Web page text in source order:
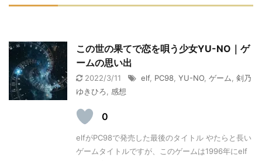
この世の果てで恋を唄う少女YU-NO｜ゲ
ームの思い出
2022/3/11 elf, PC98 YU-NO ゲーム
剣乃
ゆきひろ
感想
0
elfがPC98で発売した最後のタイトル やたらと長い
ゲームタイトルですが、このゲームは1996年にelf